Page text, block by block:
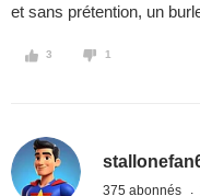
et sans prétention, un
3 1
375 abonnés